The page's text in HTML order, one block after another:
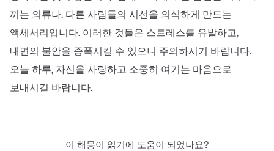
끼는 의류나, 다른 사람들의 시선을 의식하게 만드는
액세서리입니다. 이러한 것들은 스트레스를 유발하고,
내면의 불안을 증폭시킬 수 있으니 주의하시기 바랍니다.
오늘 하루, 자신을 사랑하고 소중히 여기는 마음으로
보내시길 바랍니다.
이 해몽이 읽기에 도움이 되었나요?